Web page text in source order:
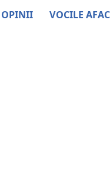
OPINII VOCILE